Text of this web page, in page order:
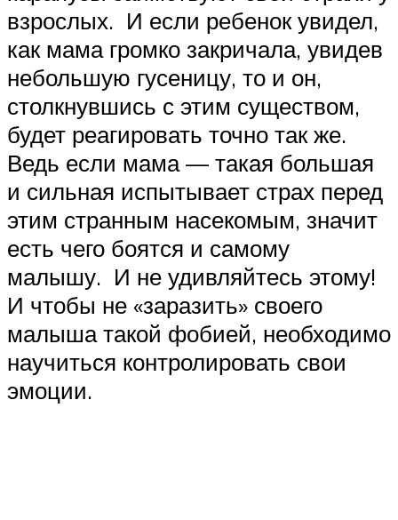
взрослых. И если ребенок увидел,
как мама громко закричала, увидев
небольшую гусеницу, то и он,
столкнувшись с этим существом,
будет реагировать точно так же.
Ведь если мама — такая большая
и сильная испытывает страх перед
этим странным насекомым, значит
есть чего боятся и самому
малышу. И не удивляйтесь этому!
И чтобы не «заразить» своего
малыша такой фобией, необходимо
научиться контролировать свои
эмоции.